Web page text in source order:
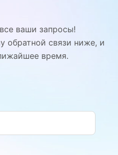
ваши запросы!
обратной связи ниже, и
время.